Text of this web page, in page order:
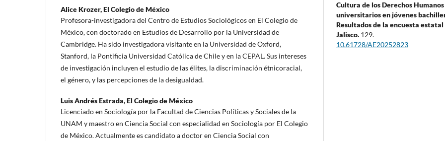
Alice Krozer,El Colegio de México
Profesora-investigadora del Centro de Estudios Sociológicos en El Colegio de
México, con doctorado en Estudios de Desarrollo por la Universidad de
Cambridge. Ha sido investigadora visitante en la Universidad de Oxford,
Stanford, la Pontificia Universidad Católica de Chile y en la CEPAL. Sus intereses
de investigación incluyen el estudio de las élites, la discriminación étnicoracial,
el género, y las percepciones de la desigualdad.
Luis Andrés Estrada,El Colegio de México
Licenciado en Sociología por la Facultad de Ciencias Políticas y Sociales de la
UNAM y maestro en Ciencia Social con especialidad en Sociología por El Colegio
de México. Actualmente es candidato a doctor en Ciencia Social con
Cultura de los Derechos
universitarios en jóvenes
Resultados de la encuesta estatal
Jalisco. 129.
10.61728/AE20252823